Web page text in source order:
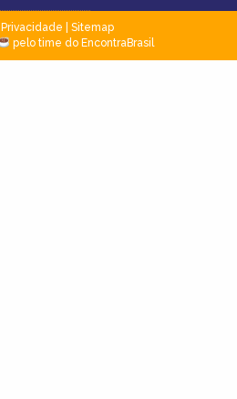
Privacidade
Sitemap
pelo time do EncontraBrasil